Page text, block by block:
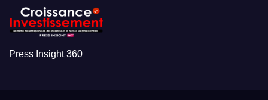
Press Insight 360